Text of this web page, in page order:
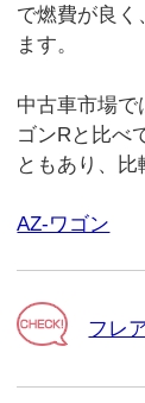
で燃費が良く
ます。
中古車市場で
ゴンRと比べ
ともあり、比
AZ-ワゴン
フレ